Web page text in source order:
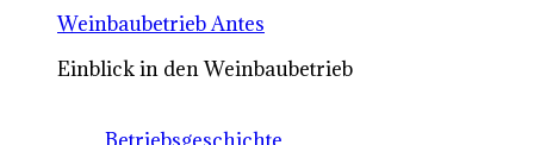
Weinbaubetrieb Antes
Einblick in den Weinbaubetrieb